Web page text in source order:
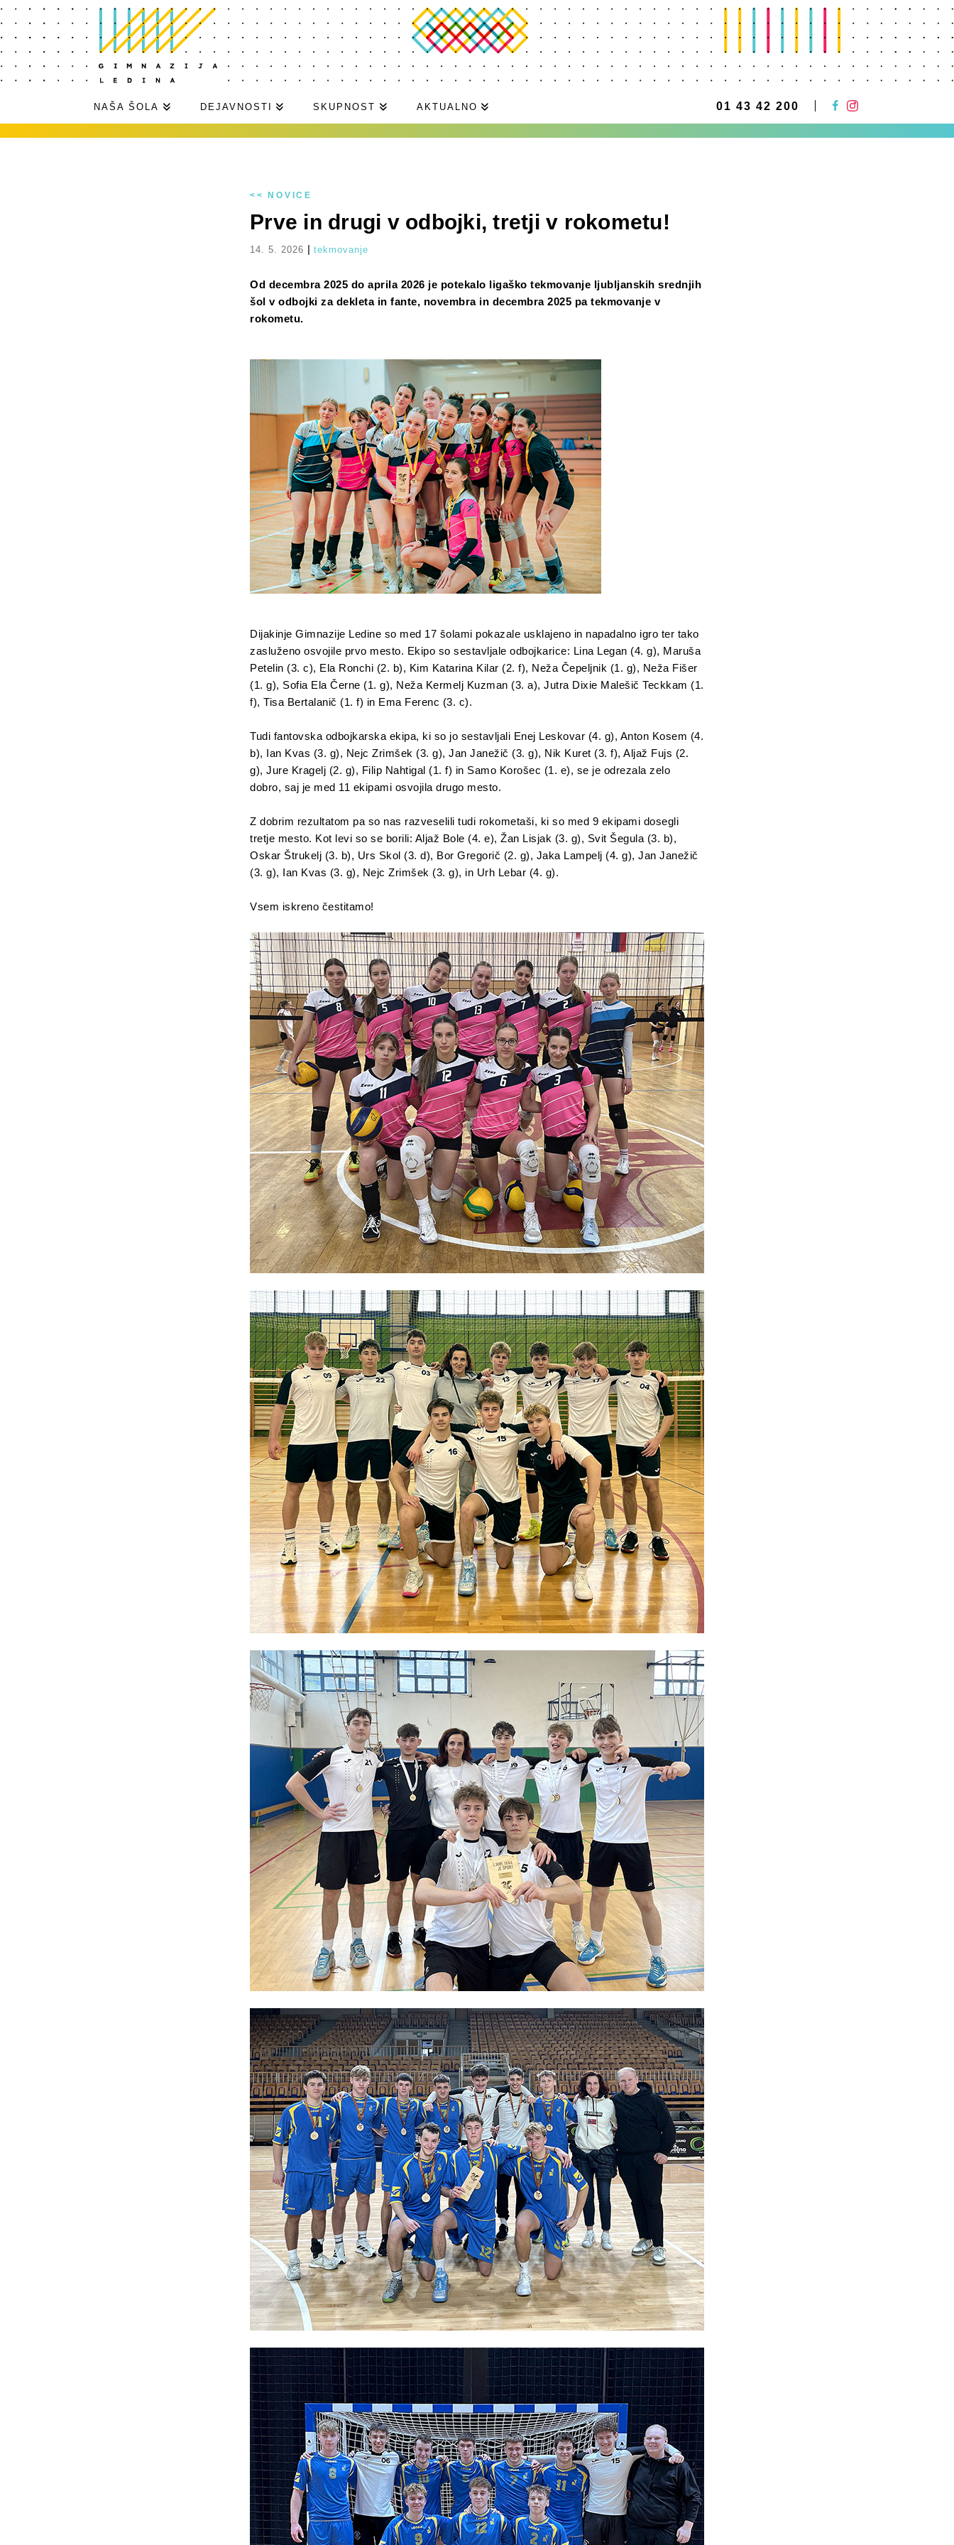
NAŠA ŠOLA DEJAVNOSTI SKUPNOST AKTUALNO 01 43 42 200
<< NOVICE
Prve in drugi v odbojki, tretji v rokometu!
14. 5. 2026 | tekmovanje
Od decembra 2025 do aprila 2026 je potekalo ligaško tekmovanje ljubljanskih srednjih
šol v odbojki za dekleta in fante, novembra in decembra 2025 pa tekmovanje v
rokometu.
Dijakinje Gimnazije Ledine so med 17 šolami pokazale usklajeno in napadalno igro ter tako
zasluženo osvojile prvo mesto. Ekipo so sestavljale odbojkarice: Lina Legan (4. g), Maruša
Petelin (3. c), Ela Ronchi (2. b), Kim Katarina Kilar (2. f), Neža Čepeljnik (1. g), Neža Fišer
(1. g), Sofia Ela Černe (1. g), Neža Kermelj Kuzman (3. a), Jutra Dixie Malešič Teckkam (1.
f), Tisa Bertalanič (1. f) in Ema Ferenc (3. c).
Tudi fantovska odbojkarska ekipa, ki so jo sestavljali Enej Leskovar (4. g), Anton Kosem (4.
b), Ian Kvas (3. g), Nejc Zrimšek (3. g), Jan Janežič (3. g), Nik Kuret (3. f), Aljaž Fujs (2.
g), Jure Kragelj (2. g), Filip Nahtigal (1. f) in Samo Korošec (1. e), se je odrezala zelo
dobro, saj je med 11 ekipami osvojila drugo mesto.
Z dobrim rezultatom pa so nas razveselili tudi rokometaši, ki so med 9 ekipami dosegli
tretje mesto. Kot levi so se borili: Aljaž Bole (4. e), Žan Lisjak (3. g), Svit Šegula (3. b),
Oskar Štrukelj (3. b), Urs Skol (3. d), Bor Gregorič (2. g), Jaka Lampelj (4. g), Jan Janežič
(3. g), Ian Kvas (3. g), Nejc Zrimšek (3. g), in Urh Lebar (4. g).
Vsem iskreno čestitamo!